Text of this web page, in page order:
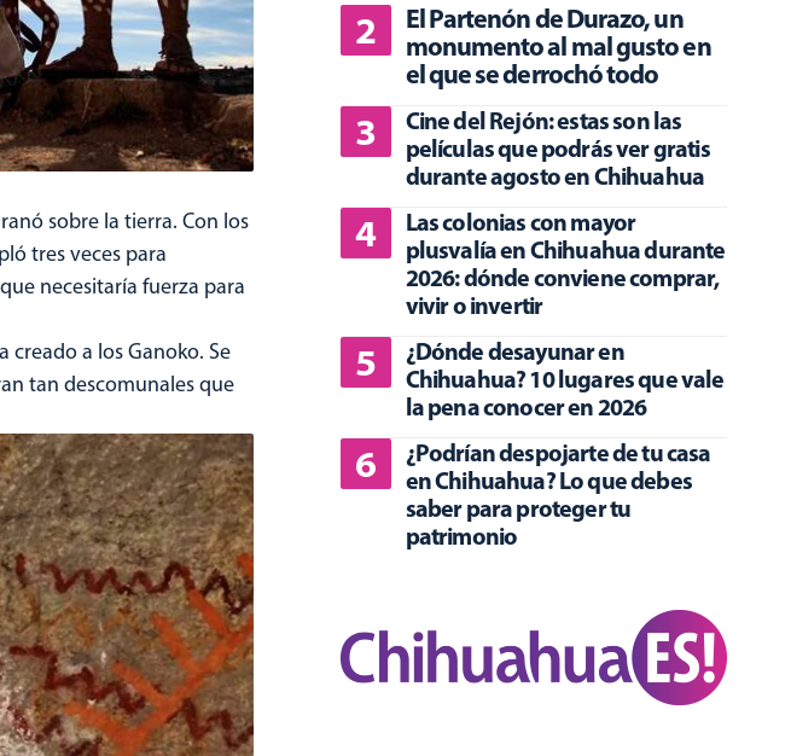
sobre la tierra. Con los
tres veces para
necesitaría fuerza para
creado a los Ganoko. Se
tan descomunales que
El Partenón de Durazo, un
monumento al mal gusto en
el que se derrochó todo
Cine del Rejón: estas son las
películas que podrás ver gratis
durante agosto en Chihuahua
Las colonias con mayor
plusvalía en Chihuahua durante
2026: dónde conviene comprar,
vivir o invertir
¿Dónde desayunar en
Chihuahua? 10 lugares que vale
la pena conocer en 2026
¿Podrían despojarte de tu casa
en Chihuahua? Lo que debes
saber para proteger tu
patrimonio